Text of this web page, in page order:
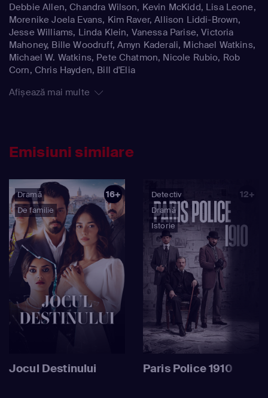
Debbie Allen, Chandra Wilson, Kevin McKidd, Lisa Leone,
Morenike Joela Evans, Kim Raver, Allison Liddi-Brown,
Jesse Williams, Linda Klein, Vanessa Parise, Victoria
Mahoney, Bille Woodruff, Amyn Kaderali, Michael Watkins,
Michael W. Watkins, Pete Chatmon, Nicole Rubio, Rob
Corn, Chris Hayden, Bill d'Elia
Afișează mai multe
Emisiuni similare
Dramă
De familie
16+
Jocul Destinului
Detectiv
Dramă
Istorie
12+
Paris Police 1910